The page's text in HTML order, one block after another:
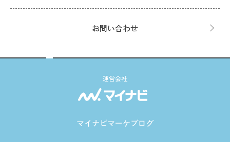
お問い合わせ
運営会社
マイナビマーケブログ